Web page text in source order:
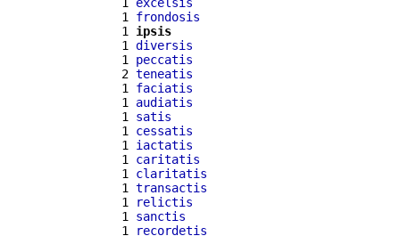
  1
frondosis
  1
ipsis
  1
diversis
  1
peccatis
  2
teneatis
  1
faciatis
  1
audiatis
  1
satis
  1
cessatis
  1
iactatis
  1
caritatis
  1
claritatis
  1
transactis
  1
relictis
  1
sanctis
  1
recordetis